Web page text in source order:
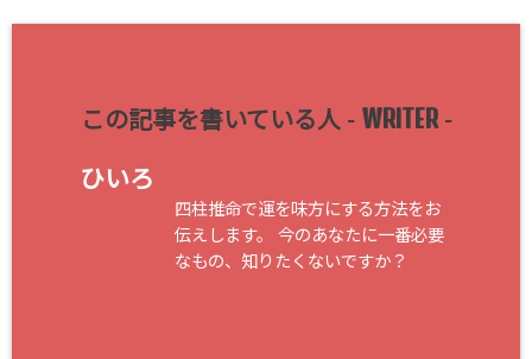
この記事を書いている人 - WRITER-
ひいろ
四柱推命で運を味方にする方法をお
伝えします。 今のあなたに一番必要
なもの、知りたくないですか？